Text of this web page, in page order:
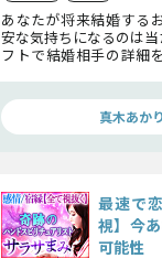
あなたが将来結婚する
安な気持ちになるのは
フトで結婚相手の詳細
真木あか
最速で
視】今
可能性